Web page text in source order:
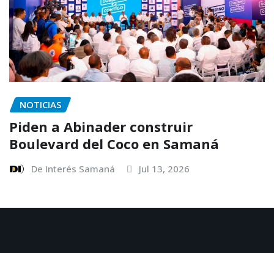
NOTICIAS
Piden a Abinader construir
Boulevard del Coco en Samaná
De Interés Samaná Jul 13, 2026